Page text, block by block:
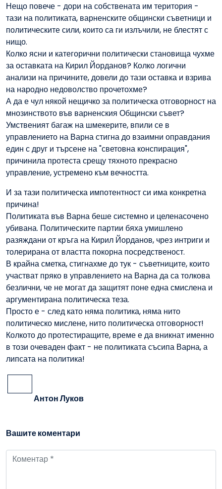
Нещо повече - дори на собствената им територия -
тази на политиката, варненските общински съветници и
политическите сили, които са ги излъчили, не блестят с
нищо.
Колко ясни и категорични политически становища чухме
за оставката на Кирил Йорданов? Колко логични
анализи на причините, довели до тази оставка и взрива
на народно недоволство прочетохме?
А да е чул някой нещичко за политическа отговорност на
мнозинството във варненския Общински съвет?
Умственият багаж на шмекерите, впили се в
управлението на Варна стигна до взаимни оправдания
един с друг и търсене на "световна конспирация",
причинила протеста срещу тяхното прекрасно
управление, устремено към вечността.
И за тази политическа импотентност си има конкретна
причина!
Политиката във Варна беше системно и целенасочено
убивана. Политическите партии бяха умишлено
разяждани от кръга на Кирил Йорданов, чрез интриги и
толерирана от властта покорна посредственост.
В крайна сметка, стигнахме до тук - съветниците, които
участват пряко в управлението на Варна да са толкова
безлични, че не могат да защитят поне една смислена и
аргументирана политическа теза.
Просто е - след като няма политика, няма нито
политическо мислене, нито политическа отговорност!
Колкото до протестиращите, време е да вникнат именно
в този очеваден факт - не политиката съсипа Варна, а
липсата на политика!
Антон Луков
Вашите коментари